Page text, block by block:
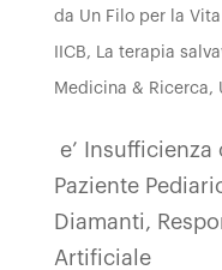
da Un Filo per la Vita
IICB, La terapia
Medicina & Ricerca,
e’
Paziente
Diamanti,
Artificiale